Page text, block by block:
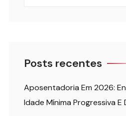
Posts recentes
Aposentadoria Em 2026:
Idade Mínima Progressiva